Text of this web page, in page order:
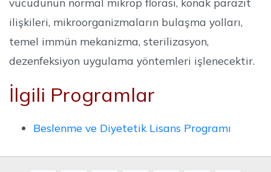
ilişkileri, mikroorganizmaların bulaşma yolları,
temel immün mekanizma, sterilizasyon,
dezenfeksiyon uygulama yöntemleri işlenecektir.
İlgili Programlar
Beslenme ve Diyetetik Lisans Programı